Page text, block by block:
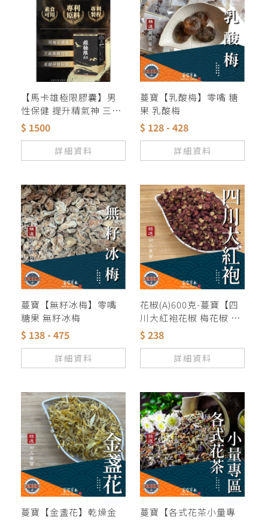
【馬卡雄極限膠囊】男
性保健 提升精氣神 三高
者素食者可食用 說明在
照片上 歡迎經銷代理 批
發零售 量大另議
$ 1500
詳細資料
蔓寶【乳酸梅】零嘴 糖
果 乳酸梅
$ 128 - 428
詳細資料
蔓寶【無籽冰梅】零嘴
糖果 無籽冰梅
$ 138 - 475
詳細資料
花椒(A)600克-蔓寶【四
川大紅袍花椒 梅花椒 花
椒 青花椒】麻翻天 香料
麻辣鍋 羊肉爐 薑母鴨 滷
包 滷味 麻辣鴨血 露營火
鍋湯底
$ 238
詳細資料
蔓寶【金盞花】乾燥金
蔓寶【各式花茶小量專